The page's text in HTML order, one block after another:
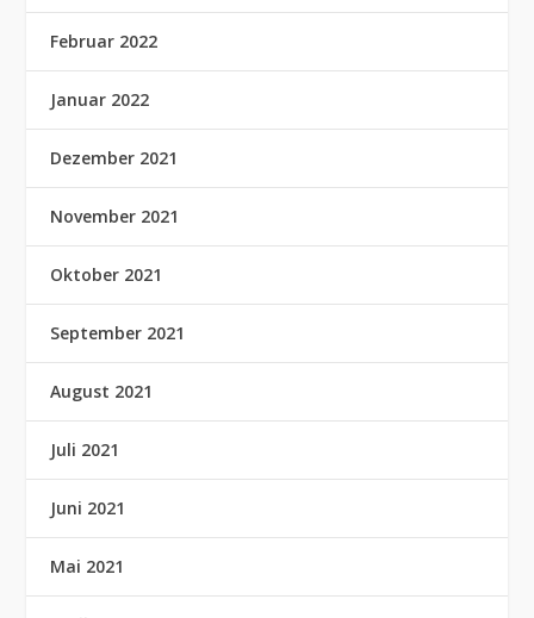
Februar 2022
Januar 2022
Dezember 2021
November 2021
Oktober 2021
September 2021
August 2021
Juli 2021
Juni 2021
Mai 2021